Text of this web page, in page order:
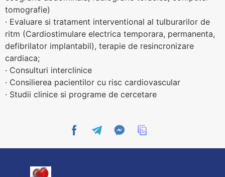
tomografie)
· Evaluare si tratament interventional al tulburarilor de
ritm (Cardiostimulare electrica temporara, permanenta,
defibrilator implantabil), terapie de resincronizare
cardiaca;
· Consulturi interclinice
· Consilierea pacientilor cu risc cardiovascular
· Studii clinice si programe de cercetare